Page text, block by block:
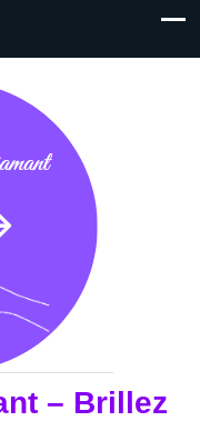
– Brillez